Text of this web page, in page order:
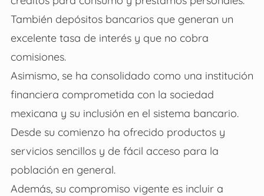
También depósitos bancarios que generan un
excelente tasa de interés y que no cobra
comisiones.
Asimismo, se ha consolidado como una institución
financiera comprometida con la sociedad
mexicana y su inclusión en el sistema bancario.
Desde su comienzo ha ofrecido productos y
servicios sencillos y de fácil acceso para la
población en general.
Además, su compromiso vigente es incluir a